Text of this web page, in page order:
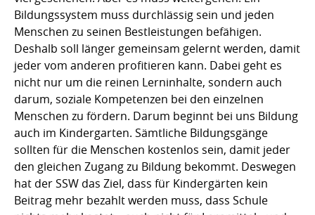
Bildungssystem muss durchlässig sein und jeden
Menschen zu seinen Bestleistungen befähigen.
Deshalb soll länger gemeinsam gelernt werden, damit
jeder vom anderen profitieren kann. Dabei geht es
nicht nur um die reinen Lerninhalte, sondern auch
darum, soziale Kompetenzen bei den einzelnen
Menschen zu fördern. Darum beginnt bei uns Bildung
auch im Kindergarten. Sämtliche Bildungsgänge
sollten für die Menschen kostenlos sein, damit jeder
den gleichen Zugang zu Bildung bekommt. Deswegen
hat der SSW das Ziel, dass für Kindergärten kein
Beitrag mehr bezahlt werden muss, dass Schule